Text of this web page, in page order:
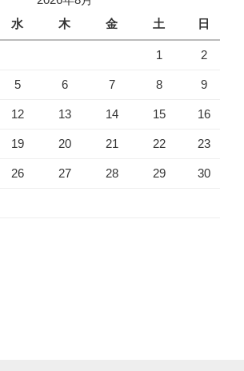
水 木 金 土 日
1 2
5 6 7 8 9
12 13 14 15 16
19 20 21 22 23
26 27 28 29 30